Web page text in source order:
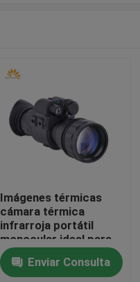
Imágenes térmicas
cámara térmica
infrarroja portátil
monocular ideal para
búsqueda de caza
Enviar Consulta